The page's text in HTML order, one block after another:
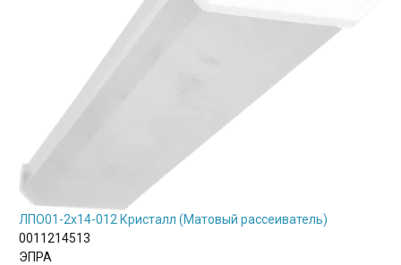
ЛПО01-2х14-012 Кристалл (Матовый рассеиватель)
0011214513
ЭПРА